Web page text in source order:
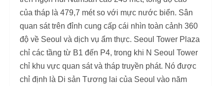
của tháp là 479,7 mét so với mực nước biển. Sân
quan sát trên đỉnh cung cấp cái nhìn toàn cảnh 360
độ về Seoul và dịch vụ ẩm thực. Seoul Tower Plaza
chỉ các tầng từ B1 đến P4, trong khi N Seoul Tower
chỉ khu vực quan sát và tháp truyền phát. Nó được
chỉ định là Di sản Tương lai của Seoul vào năm